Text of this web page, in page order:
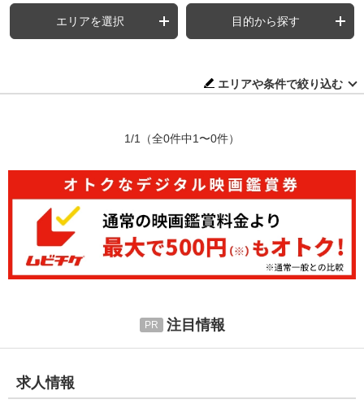
エリアを選択 目的から探す
エリアや条件で絞り込む
1/1 （全0件中1〜0件）
注目情報
求人情報